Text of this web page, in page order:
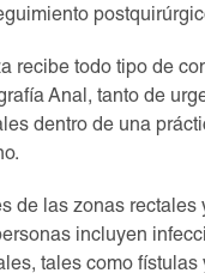
recibe todo tipo de
Anal, tanto de
dentro de una
de las zonas rectales
incluyen
tales como fístulas